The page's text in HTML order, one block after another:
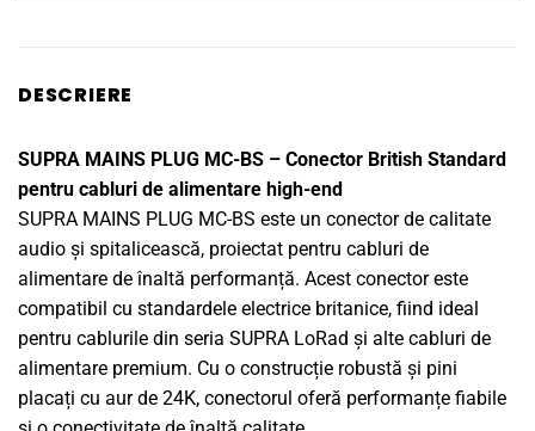
DESCRIERE
SUPRA MAINS PLUG MC-BS – Conector British Standard
pentru cabluri de alimentare high-end
SUPRA MAINS PLUG MC-BS este un conector de calitate
audio și spitalicească, proiectat pentru cabluri de
alimentare de înaltă performanță. Acest conector este
compatibil cu standardele electrice britanice, fiind ideal
pentru cablurile din seria SUPRA LoRad și alte cabluri de
alimentare premium. Cu o construcție robustă și pini
placați cu aur de 24K, conectorul oferă performanțe fiabile